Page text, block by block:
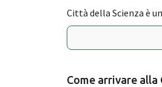
Città della Scienza è
Come arrivare alla